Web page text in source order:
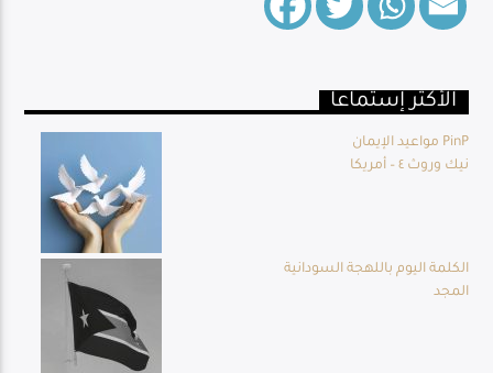
الأكثر إستماعا
مواعيد الإيمان PinP
نيك وروث ٤ – أمريكا
الكلمة اليوم باللهجة السودانية
المجد